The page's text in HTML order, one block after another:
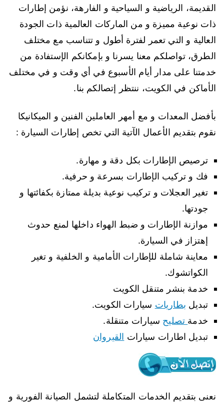
القديمة، الرياضية و السياحية و الفارهة، نؤمن إطارات
ذات نوعية مميزة و من الماركات العالمية ذات الجودة
العالية و التي تعمر لفترة أطول و تتناسب مع مختلف
الطرق، تواصلكم معنا يسرنا و بإمكانكم الإستفادة من
خدمتنا على مدار أيام الأسبوع في أي وقت و في مختلف
الأماكن في الكويت، ننتظر إتصالكم بنا.
بأفضل المعدات و مع أمهر العاملين الفنين و الميكانيكا
نقوم بتقديم الأعمال الآتية التي تخص إطارات السيارة :
ترصيص الإطارات بكل دقة و مهارة.
فك و تركيب الإطارات بسرعة و حرفية.
تغير العجلات و تركيب نوعية بديلة ممتازة بكفائتها و
جودتها.
موازنة الإطارات و ضبط الهواء داخلها لمنع حدوث
إهتزاز في السيارة.
معاينة شاملة للإطارات الأمامية و الخلفية و تغير
الكواتشوك.
خدمة بنشر متنقل الكويت
تبديل بطاريات سيارات الكويت.
خدمة تصليح سيارات متنقلة.
تبديل اطارات سيارات القيروان
نعنى بتقديم الخدمات المتكاملة لتشمل الصيانة الفورية و